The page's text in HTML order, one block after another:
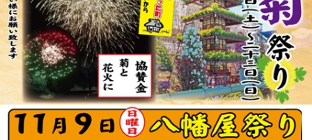
ツ
リ
ー
ま
た
は
サ
カ」
と
「レ